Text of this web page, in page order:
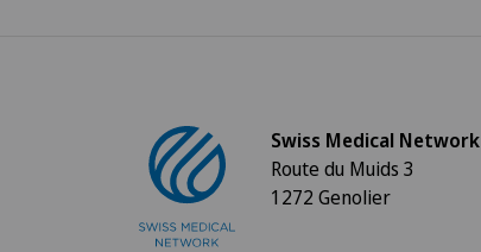
Swiss Medical Network
Route du Muids 3
1272 Genolier